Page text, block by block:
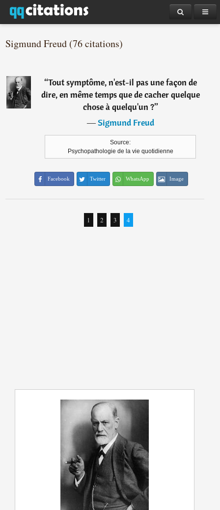
Sigmund Freud (76 citations)
“Tout symptôme, n'est-il pas une façon de
dire, en même temps que de cacher quelque
chose à quelqu'un ?”
―Sigmund Freud
Source:
Psychopathologie de la vie quotidienne
Facebook Twitter WhatsApp Image
1 2 3 4